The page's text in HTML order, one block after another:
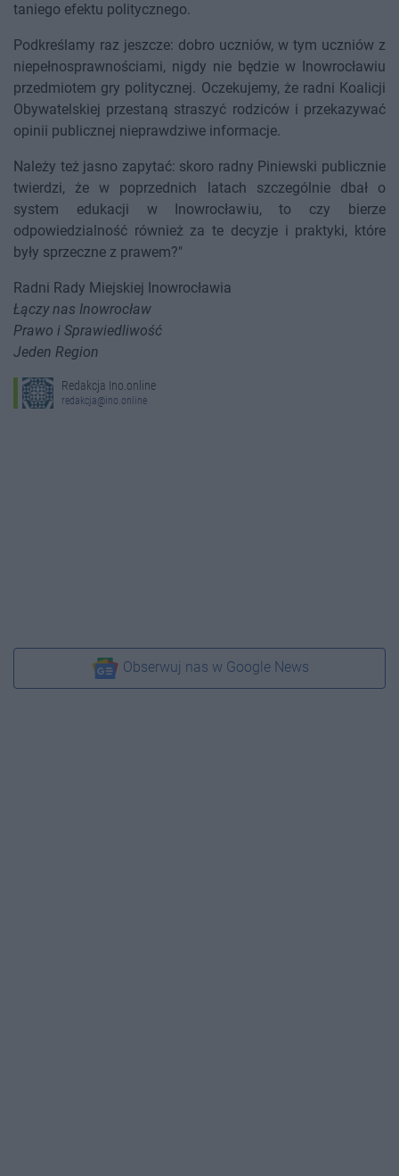
taniego efektu politycznego.
Podkreślamy raz jeszcze: dobro uczniów, w tym uczniów z
niepełnosprawnościami, nigdy nie będzie w Inowrocławiu
przedmiotem gry politycznej. Oczekujemy, że radni Koalicji
Obywatelskiej przestaną straszyć rodziców i przekazywać
opinii publicznej nieprawdziwe informacje.
Należy też jasno zapytać: skoro radny Piniewski publicznie
twierdzi, że w poprzednich latach szczególnie dbał o
system edukacji w Inowrocławiu, to czy bierze
odpowiedzialność również za te decyzje i praktyki, które
były sprzeczne z prawem?"
Radni Rady Miejskiej Inowrocławia
Łączy nas Inowrocław
Prawo i Sprawiedliwość
Jeden Region
Redakcja Ino.online
redakcja@ino.online
Obserwuj nas w Google News